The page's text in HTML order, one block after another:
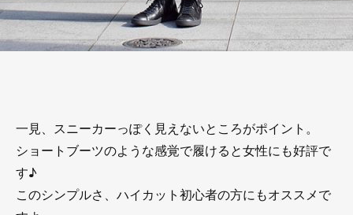
一見、スニーカーっぽく見えないところがポイント。
ショートブーツのような感覚で履けると女性にも好評で
す♪
このシンプルさ、ハイカット初心者の方にもオススメで